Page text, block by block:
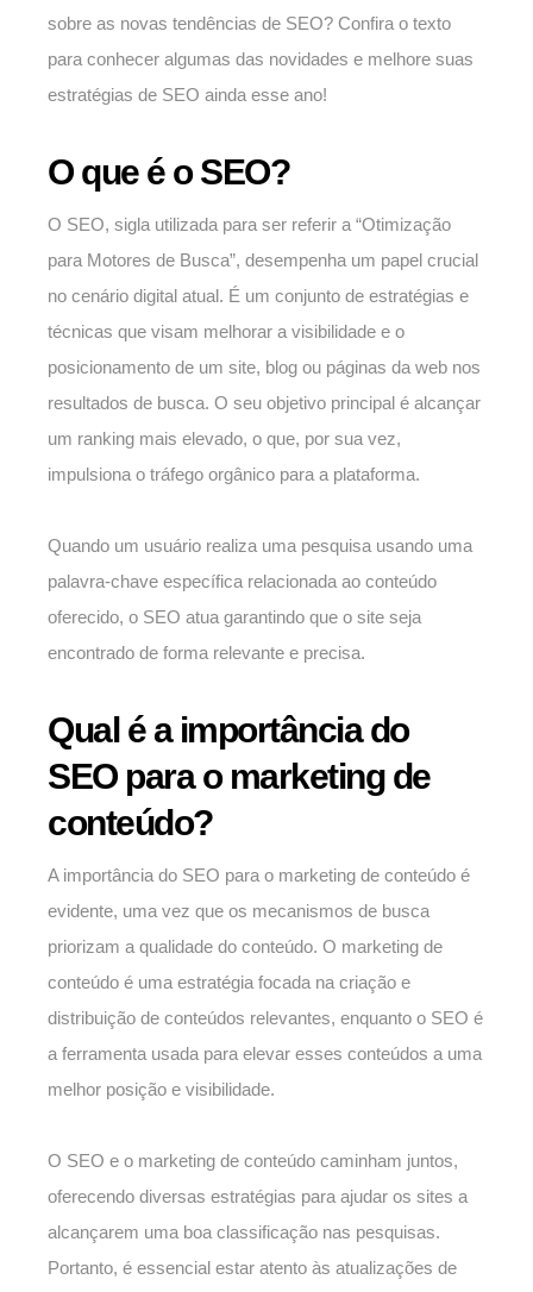
sobre as novas tendências de SEO? Confira o texto
para conhecer algumas das novidades e melhore suas
estratégias de SEO ainda esse ano!
O que é o SEO?
O SEO, sigla utilizada para ser referir a “Otimização
para Motores de Busca”, desempenha um papel crucial
no cenário digital atual. É um conjunto de estratégias e
técnicas que visam melhorar a visibilidade e o
posicionamento de um site, blog ou páginas da web nos
resultados de busca. O seu objetivo principal é alcançar
um ranking mais elevado, o que, por sua vez,
impulsiona o tráfego orgânico para a plataforma.
Quando um usuário realiza uma pesquisa usando uma
palavra-chave específica relacionada ao conteúdo
oferecido, o SEO atua garantindo que o site seja
encontrado de forma relevante e precisa.
Qual é a importância do
SEO para o marketing de
conteúdo?
A importância do SEO para o marketing de conteúdo é
evidente, uma vez que os mecanismos de busca
priorizam a qualidade do conteúdo. O marketing de
conteúdo é uma estratégia focada na criação e
distribuição de conteúdos relevantes, enquanto o SEO é
a ferramenta usada para elevar esses conteúdos a uma
melhor posição e visibilidade.
O SEO e o marketing de conteúdo caminham juntos,
oferecendo diversas estratégias para ajudar os sites a
alcançarem uma boa classificação nas pesquisas.
Portanto, é essencial estar atento às atualizações de